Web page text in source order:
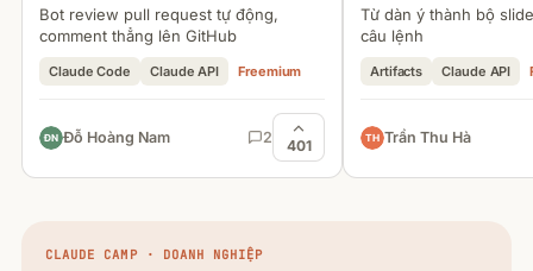
Bot review pull request tự động,
comment thẳng lên GitHub
Claude Code Claude API Freemium
Đỗ Hoàng Nam 2 401
Từ dàn ý thành bộ
câu lệnh
Artifacts Claude API
Trần Thu Hà
CLAUDE CAMP · DOANH NGHIỆP